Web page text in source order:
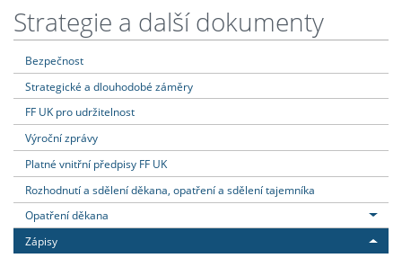
Strategie a další dokumenty
Bezpečnost
Strategické a dlouhodobé záměry
FF UK pro udržitelnost
Výroční zprávy
Platné vnitřní předpisy FF UK
Rozhodnutí a sdělení děkana, opatření a sdělení tajemníka
Opatření děkana
Zápisy